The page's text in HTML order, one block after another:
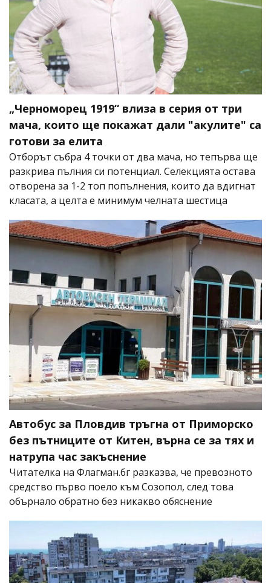
„Черноморец 1919“ влиза в серия от три
мача, които ще покажат дали "акулите" са
готови за елита
Отборът събра 4 точки от два мача, но тепърва ще
разкрива пълния си потенциал. Селекцията остава
отворена за 1-2 топ попълнения, които да вдигнат
класата, а целта е минимум челната шестица
Автобус за Пловдив тръгна от Приморско
без пътниците от Китен, върна се за тях и
натрупа час закъснение
Читателка на Флагман.бг разказва, че превозното
средство първо поело към Созопол, след това
обърнало обратно без никакво обяснение